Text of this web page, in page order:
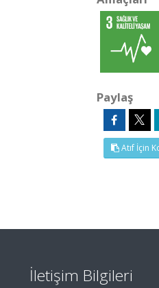
Paylaş
Atıf İçin
İletişim Bilgileri